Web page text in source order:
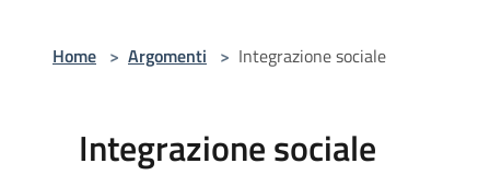
Home > Argomenti > Integrazione sociale
Integrazione sociale